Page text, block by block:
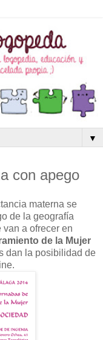
▼
con apego
materna se
de la geografía
a ofrecer en
de la Mujer
dan la posibilidad de